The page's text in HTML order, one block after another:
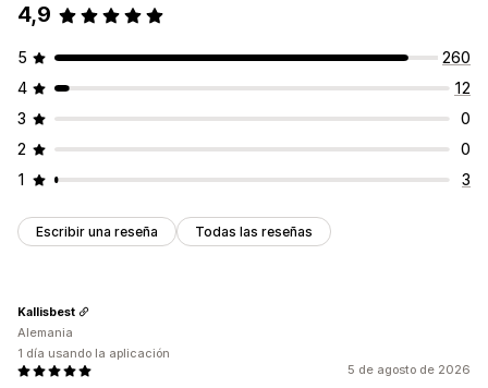
4,9
5
260
4
12
3
0
2
0
1
3
Escribir una reseña Todas las reseñas
5 de agosto de 2026
Kallisbest
Alemania
1 día usando la aplicación